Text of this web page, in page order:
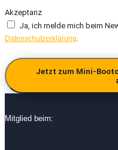
Akzeptanz
Ja, ich melde mich beim
Datenschutzerklärung
Jetzt zum Mini-
Mitglied beim: